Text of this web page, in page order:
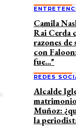
Camila
Rai Cerda
razones de
con
fue..."
REDES
Alcalde
Muñoz:
la